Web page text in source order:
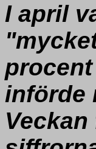
I april
införde